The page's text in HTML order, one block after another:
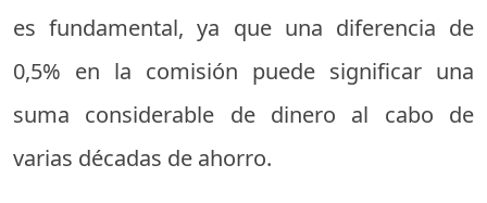
es fundamental, ya que una diferencia de
0,5% en la comisión puede significar una
suma considerable de dinero al cabo de
varias décadas de ahorro.